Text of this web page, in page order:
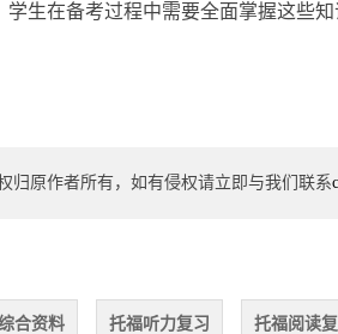
生在备考过程中需要全面掌握这些知
归原作者所有，如有侵权请立即与我们联系
合资料 托福听力复习 托福阅读